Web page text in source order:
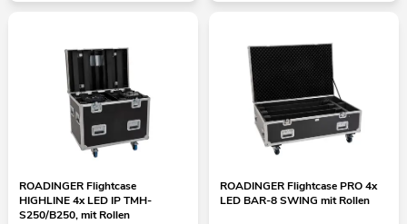
ROADINGER Flightcase
HIGHLINE 4x LED IP TMH-
S250/B250, mit Rollen
ROADINGER Flightcase PRO 4x
LED BAR-8 SWING mit Rollen